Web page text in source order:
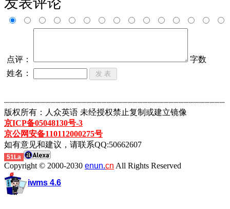
点评：
字数
姓名：
┈┈┈┈┈┈┈┈┈┈┈┈┈┈┈┈┈┈┈┈┈┈┈┈┈┈┈┈┈┈┈┈┈┈┈┈┈┈┈┈┈┈┈
版权所有：人众英语 未经授权禁止复制或建立镜像
京ICP备05048130号-3
京公网安备110112000275号
如有意见和建议，请联系QQ:50662607
51La
Copyright © 2000-2030 enun.cn All Rights Reserved
iwms 4.6